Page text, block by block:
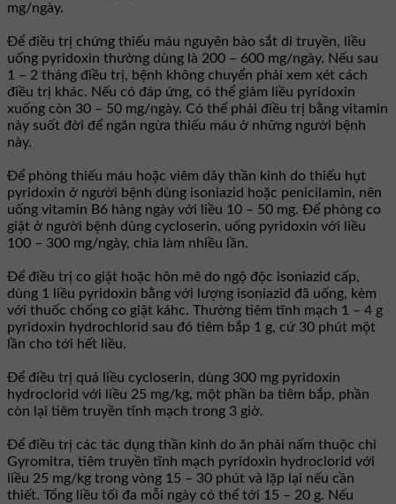
mg/ngày.
Để điều trị chứng thiếu máu nguyên bào sắt di truyền, liều
uống pyridoxin thường dùng là 200 – 600 mg/ngày. Nếu sau
1 – 2 tháng điều trị, bệnh không chuyển phải xem xét cách
điều trị khác. Nếu có đáp ứng, có thể giảm liều pyridoxin
xuống còn 30 – 50 mg/ngày. Có thể phải điều trị bằng vitamin
này suốt đời để ngăn ngừa thiếu máu ở những người bệnh
này.
Để phòng thiếu máu hoặc viêm dây thần kinh do thiếu hụt
pyridoxin ở người bệnh dùng isoniazid hoặc penicilamin, nên
uống vitamin B6 hàng ngày với liều 10 – 50 mg. Để phòng co
giật ở người bệnh dùng cycloserin, uống pyridoxin với liều
100 – 300 mg/ngày, chia làm nhiều lần.
Để điều trị co giật hoặc hôn mê do ngộ độc isoniazid cấp,
dùng 1 liều pyridoxin bằng với lượng isoniazid đã uống, kèm
với thuốc chống co giật káhc. Thường tiêm tĩnh mạch 1 – 4 g
pyridoxin hydrochlorid sau đó tiêm bắp 1 g, cứ 30 phút một
lần cho tới hết liều.
Để điều trị quá liều cycloserin, dùng 300 mg pyridoxin
hydroclorid với liều 25 mg/kg, một phần ba tiêm bắp, phần
còn lại tiêm truyền tĩnh mạch trong 3 giờ.
Để điều trị các tác dụng thần kinh do ăn phải nấm thuộc chi
Gyromitra, tiêm truyền tĩnh mạch pyridoxin hydroclorid với
liều 25 mg/kg trong vòng 15 – 30 phút và lặp lại nếu cần
thiết. Tổng liều tối đa mỗi ngày có thể tới 15 – 20 g. Nếu